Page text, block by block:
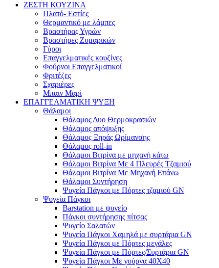
ΖΕΣΤΗ ΚΟΥΖΙΝΑ
Πλατό- Εστίες
Θερμαντικό με λάμπες
Βραστήρας Υγρών
Βραστήρες Ζυμαρικών
Γύροι
Επαγγελματικές κουζίνες
Φούρνοι Επαγγελματικοί
Φριτέζες
Σχαριέρες
Μπαιν Μαρί
ΕΠΑΓΓΕΛΜΑΤΙΚΗ ΨΥΞΗ
Θάλαμοι
Θάλαμος Δυο Θερμοκρασιών
Θάλαμος απόψυξης
Θάλαμος Ξηράς Ωρίμανσης
Θάλαμος roll-in
Θάλαμοι Βιτρίνα με μηχανή κάτω
Θάλαμοι Βιτρίνα Με 4 Πλευρές Τζαμιού
Θάλαμοι Βιτρίνα Με Μηχανή Επάνω
Θάλαμοι Συντήρηση
Ψυγεία Πάγκοι με Πόρτες τζαμιού GN
Ψυγεία Πάγκοι
Barstation με ψυγείο
Πάγκοι συντήρησης πίτσας
Ψυγείο Σαλατών
Ψυγεία Πάγκοι Χαμηλά με συρτάρια GN
Ψυγεία Πάγκοι με Πόρτες μεγάλες
Ψυγεία Πάγκοι με Πόρτες/Συρτάρια GN
Ψυγεία Πάγκοι Με γούρνα 40Χ40